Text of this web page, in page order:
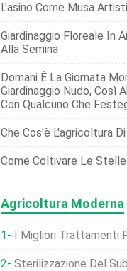
L'asino Come Musa
Giardinaggio Floreale In
Alla Semina
Domani È La Giornata
Giardinaggio Nudo, Così
Con Qualcuno Che
Che Cos'è L'agricoltura
Come Coltivare Le
Agricoltura Moderna
I Migliori Trattamenti
Sterilizzazione Del Substrato Per Funghi:una Guida